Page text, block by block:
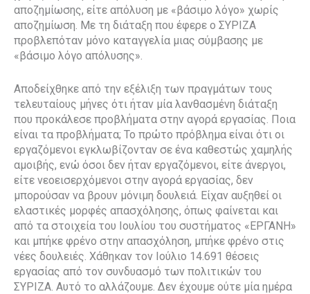
αποζημίωσης, είτε απόλυση με «βάσιμο λόγο» χωρίς
αποζημίωση. Με τη διάταξη που έφερε ο ΣΥΡΙΖΑ
προβλεπόταν μόνο καταγγελία μιας σύμβασης με
«βάσιμο λόγο απόλυσης».
Αποδείχθηκε από την εξέλιξη των πραγμάτων τους
τελευταίους μήνες ότι ήταν μία λανθασμένη διάταξη
που προκάλεσε προβλήματα στην αγορά εργασίας. Ποια
είναι τα προβλήματα; Το πρώτο πρόβλημα είναι ότι οι
εργαζόμενοι εγκλωβίζονταν σε ένα καθεστώς χαμηλής
αμοιβής, ενώ όσοι δεν ήταν εργαζόμενοι, είτε άνεργοι,
είτε νεοεισερχόμενοι στην αγορά εργασίας, δεν
μπορούσαν να βρουν μόνιμη δουλειά. Είχαν αυξηθεί οι
ελαστικές μορφές απασχόλησης, όπως φαίνεται και
από τα στοιχεία του Ιουλίου του συστήματος «ΕΡΓΑΝΗ»
και μπήκε φρένο στην απασχόληση, μπήκε φρένο στις
νέες δουλειές. Χάθηκαν τον Ιούλιο 14.691 θέσεις
εργασίας από τον συνδυασμό των πολιτικών του
ΣΥΡΙΖΑ. Αυτό το αλλάζουμε. Δεν έχουμε ούτε μία ημέρα